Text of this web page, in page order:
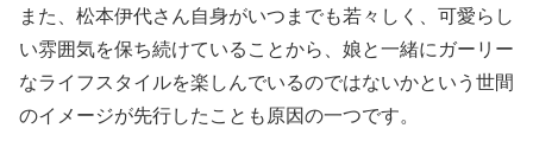
また、松本伊代さん自身がいつまでも若々しく、可愛らし
い雰囲気を保ち続けていることから、娘と一緒にガーリー
なライフスタイルを楽しんでいるのではないかという世間
のイメージが先行したことも原因の一つです。